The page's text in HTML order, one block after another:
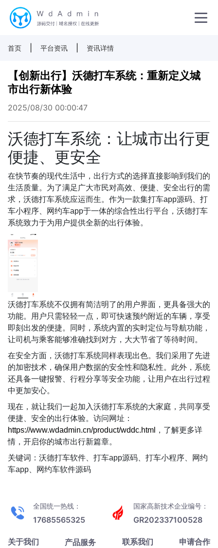
首页 平台资讯 资讯详情
【创新出行】沃德打车系统：重新定义城
市出行新体验
2025/08/30 00:00:47
沃德打车系统：让城市出行更
便捷、更安全
在快节奏的现代生活中，出行方式的选择直接影响到我们的
生活质量。为了满足广大市民对高效、便捷、安全出行的需
求，沃德打车系统应运而生。作为一款集打车app源码、打
车小程序、网约车app于一体的综合性出行平台，沃德打车
系统致力于为用户提供全新的出行体验。
沃德打车系统不仅拥有简洁明了的用户界面，更具备强大的
功能。用户只需轻轻一点，即可快速预约附近的车辆，享受
即刻出发的便捷。同时，系统内置的实时定位与导航功能，
让司机与乘客能够准确找到对方，大大节省了等待时间。
在安全方面，沃德打车系统同样表现出色。我们采用了先进
的加密技术，确保用户数据的安全性和隐私性。此外，系统
还具备一键报警、行程分享等安全功能，让用户在出行过程
中更加安心。
现在，就让我们一起加入沃德打车系统的大家庭，共同享受
便捷、安全的出行体验。访问网址：
https://www.wdadmin.cn/product/wddc.html
，了解更多详
情，开启你的城市出行新篇章。
关键词：沃德打车软件、打车app源码、打车小程序、网约
车app、网约车软件源码
全国统一热线：
17685565325
国家高新技术企业编号：
GR202337100528
关于我们 产品服务 联系我们 申请合作